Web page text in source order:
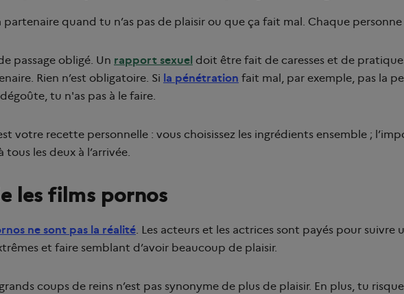
quand tu n’as pas de plaisir ou que ça fait mal. Chaque
passage obligé. Un rapport sexuel doit être fait de caresses et de
Rien n’est obligatoire. Si la pénétration fait mal, par exemple, pas la
tu n'as pas à le faire.
votre recette personnelle : vous choisissez les ingrédients ensemble ;
les deux à l’arrivée.
les films pornos
ne sont pas la réalité. Les acteurs et les actrices sont payés pour suivre
et faire semblant d’avoir beaucoup de plaisir.
coups de reins n’est pas synonyme de plus de plaisir. En plus, tu